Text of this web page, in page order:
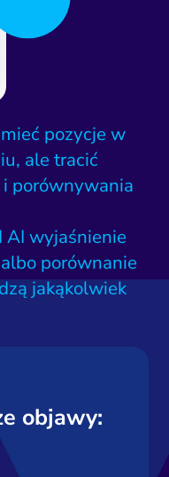
pozycje w
ale tracić
porównywania
AI wyjaśnienie
porównanie
jakąkolwiek
objawy: